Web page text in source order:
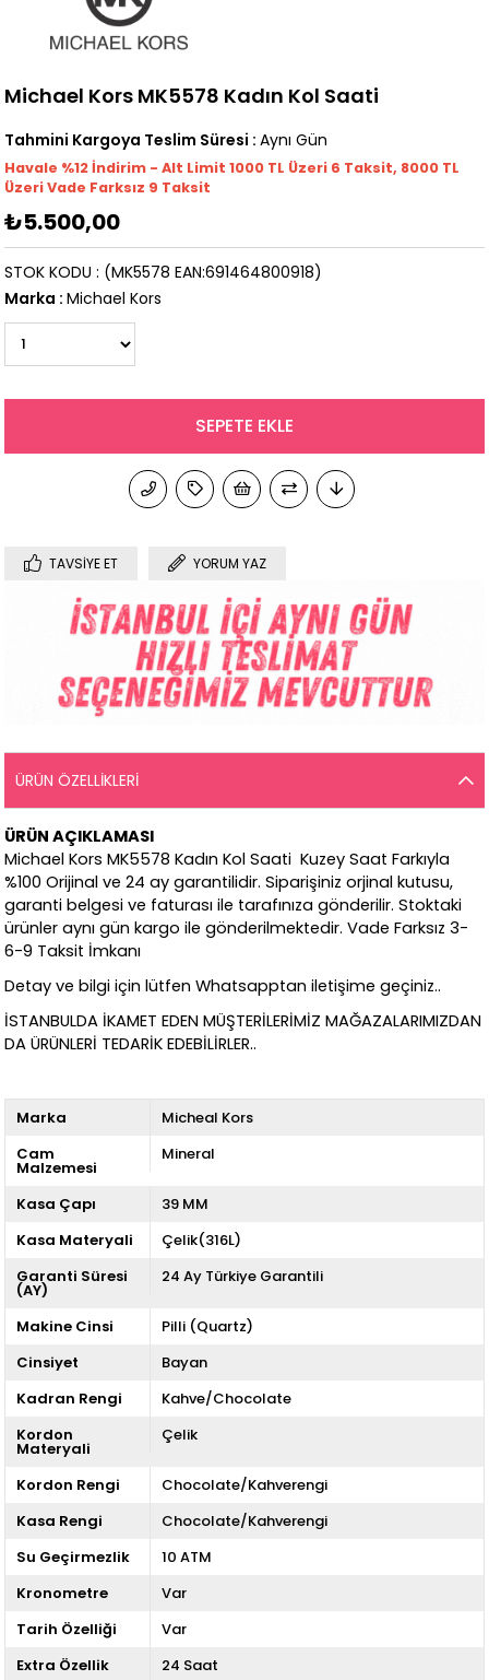
Michael Kors MK5578 Kadın Kol Saati
Tahmini Kargoya Teslim Süresi : Aynı Gün
Havale %12 İndirim - Alt Limit 1000 TL Üzeri 6 Taksit, 8000 TL
Üzeri Vade Farksız 9 Taksit
₺5.500,00
(MK5578 EAN:691464800918)
STOK KODU
Marka : Michael Kors
TAVSIYE ET YORUM YAZ
ÜRÜN ÖZELLIKLERI
ÜRÜN AÇIKLAMASI
Michael Kors MK5578 Kadın Kol Saati Kuzey Saat Farkıyla
%100 Orijinal ve 24 ay garantilidir. Siparişiniz orjinal kutusu,
garanti belgesi ve faturası ile tarafınıza gönderilir. Stoktaki
ürünler aynı gün kargo ile gönderilmektedir. Vade Farksız 3-
6-9 Taksit İmkanı
Detay ve bilgi için lütfen Whatsapptan iletişime geçiniz..
İSTANBULDA İKAMET EDEN MÜŞTERİLERİMİZ MAĞAZALARIMIZDAN
DA ÜRÜNLERİ TEDARİK EDEBİLİRLER..
Marka
Micheal Kors
Cam
Malzemesi
Mineral
Kasa Çapı
39 MM
Kasa Materyali
Çelik(316L)
Garanti Süresi
(AY)
24 Ay Türkiye Garantili
Makine Cinsi
Pilli (Quartz)
Cinsiyet
Bayan
Kadran Rengi
Kahve/Chocolate
Kordon
Materyali
Çelik
Kordon Rengi
Chocolate/Kahverengi
Kasa Rengi
Chocolate/Kahverengi
Su Geçirmezlik
10 ATM
Kronometre
Var
Tarih Özelliği
Var
Extra Özellik
24 Saat